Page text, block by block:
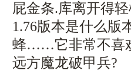
屁金条.库离开得
1.76版本是什么
蜂……它非常不喜
远方魔龙破甲兵?